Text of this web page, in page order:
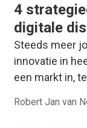
4
digitale
Steeds meer
innovatie in
een markt in,
Robert Jan van